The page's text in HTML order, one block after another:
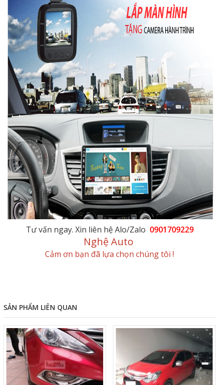
Tư vấn ngay. Xin liên hệ Alo/Zalo 0901709229
Nghệ Auto
Cảm ơn bạn đã lựa chọn chúng tôi !
SẢN PHẨM LIÊN QUAN